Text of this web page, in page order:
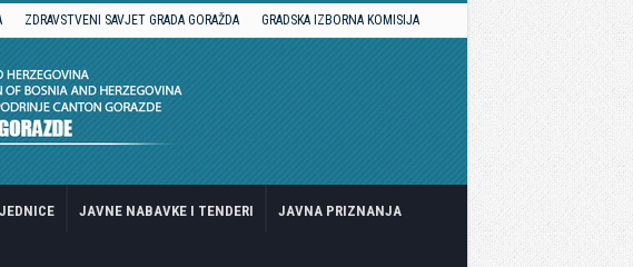
ZDRAVSTVENI SAVJET GRADA GORAŽDA GRADSKA IZBORNA KOMISIJA
JAVNE NABAVKE I TENDERI JAVNA PRIZNANJA